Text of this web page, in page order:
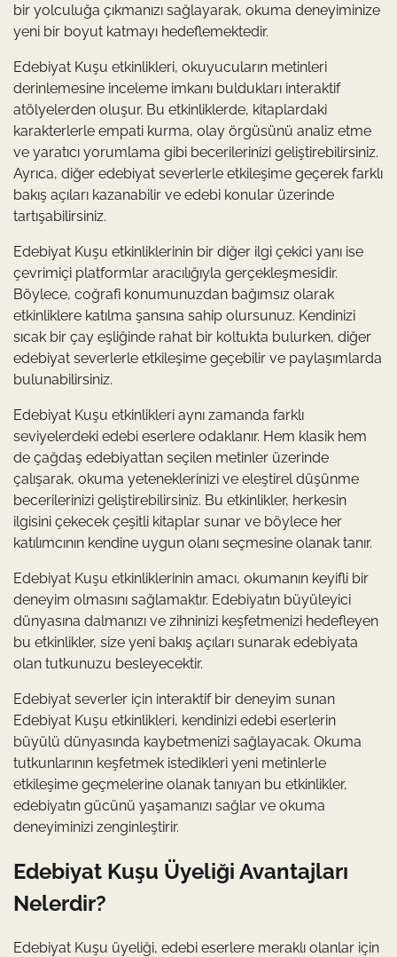
bir yolculuğa çıkmanızı sağlayarak, okuma deneyiminize
yeni bir boyut katmayı hedeflemektedir.
Edebiyat Kuşu etkinlikleri, okuyucuların metinleri
derinlemesine inceleme imkanı buldukları interaktif
atölyelerden oluşur. Bu etkinliklerde, kitaplardaki
karakterlerle empati kurma, olay örgüsünü analiz etme
ve yaratıcı yorumlama gibi becerilerinizi geliştirebilirsiniz.
Ayrıca, diğer edebiyat severlerle etkileşime geçerek farklı
bakış açıları kazanabilir ve edebi konular üzerinde
tartışabilirsiniz.
Edebiyat Kuşu etkinliklerinin bir diğer ilgi çekici yanı ise
çevrimiçi platformlar aracılığıyla gerçekleşmesidir.
Böylece, coğrafi konumunuzdan bağımsız olarak
etkinliklere katılma şansına sahip olursunuz. Kendinizi
sıcak bir çay eşliğinde rahat bir koltukta bulurken, diğer
edebiyat severlerle etkileşime geçebilir ve paylaşımlarda
bulunabilirsiniz.
Edebiyat Kuşu etkinlikleri aynı zamanda farklı
seviyelerdeki edebi eserlere odaklanır. Hem klasik hem
de çağdaş edebiyattan seçilen metinler üzerinde
çalışarak, okuma yeteneklerinizi ve eleştirel düşünme
becerilerinizi geliştirebilirsiniz. Bu etkinlikler, herkesin
ilgisini çekecek çeşitli kitaplar sunar ve böylece her
katılımcının kendine uygun olanı seçmesine olanak tanır.
Edebiyat Kuşu etkinliklerinin amacı, okumanın keyifli bir
deneyim olmasını sağlamaktır. Edebiyatın büyüleyici
dünyasına dalmanızı ve zihninizi keşfetmenizi hedefleyen
bu etkinlikler, size yeni bakış açıları sunarak edebiyata
olan tutkunuzu besleyecektir.
Edebiyat severler için interaktif bir deneyim sunan
Edebiyat Kuşu etkinlikleri, kendinizi edebi eserlerin
büyülü dünyasında kaybetmenizi sağlayacak. Okuma
tutkunlarının keşfetmek istedikleri yeni metinlerle
etkileşime geçmelerine olanak tanıyan bu etkinlikler,
edebiyatın gücünü yaşamanızı sağlar ve okuma
deneyiminizi zenginleştirir.
Edebiyat Kuşu Üyeliği Avantajları
Nelerdir?
Edebiyat Kuşu üyeliği, edebi eserlere meraklı olanlar için